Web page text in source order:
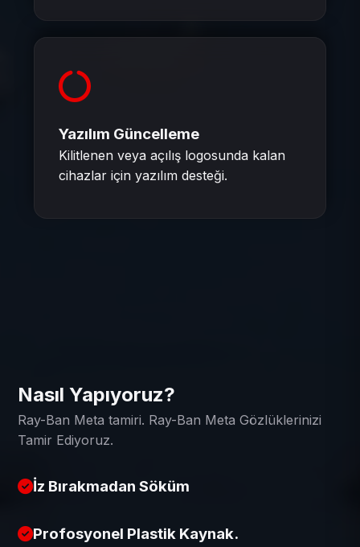
Yazılım Güncelleme
Kilitlenen veya açılış logosunda kalan
cihazlar için yazılım desteği.
Nasıl Yapıyoruz?
Ray-Ban Meta tamiri. Ray-Ban Meta Gözlüklerinizi
Tamir Ediyoruz.
İz Bırakmadan Söküm
Profosyonel Plastik Kaynak.